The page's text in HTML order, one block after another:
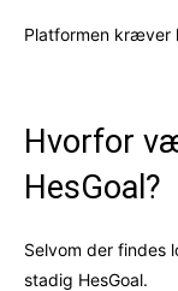
Platformen kræver
Hvorfor
HesGoal?
Selvom der findes
stadig HesGoal.